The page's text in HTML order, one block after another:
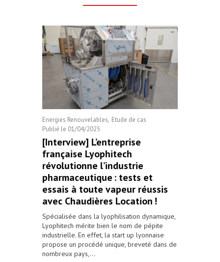
Machine laboratoire
Energies Renouvelables Etude de cas
Publié le 01/04/2025
[Interview] L’entreprise
française Lyophitech
révolutionne l’industrie
pharmaceutique : tests et
essais à toute vapeur réussis
avec Chaudières Location !
Spécialisée dans la lyophilisation dynamique,
Lyophitech mérite bien le nom de pépite
industrielle. En effet, la start up lyonnaise
propose un procédé unique, breveté dans de
nombreux pays,…